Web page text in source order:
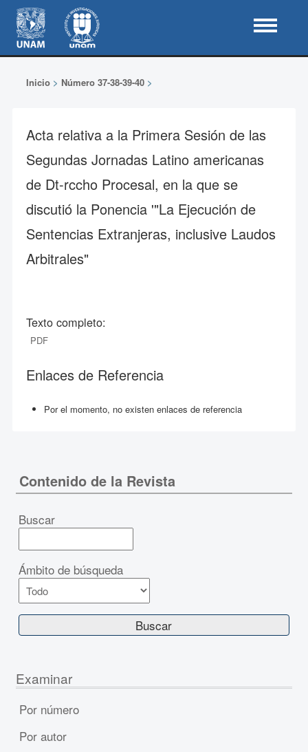
Inicio> Número 37-38-39-40>
Acta relativa a la Primera Sesión de las
Segundas Jornadas Latino americanas
de Dt-rccho Procesal, en la que se
discutió la Ponencia '"La Ejecución de
Sentencias Extranjeras, inclusive Laudos
Arbitrales"
Texto completo:
PDF
Enlaces de Referencia
Por el momento, no existen enlaces de referencia
Contenido de la Revista
Buscar
Ámbito de búsqueda
Examinar
Por número
Por autor